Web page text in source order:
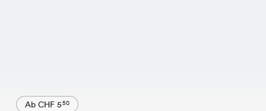
Ab CHF 550